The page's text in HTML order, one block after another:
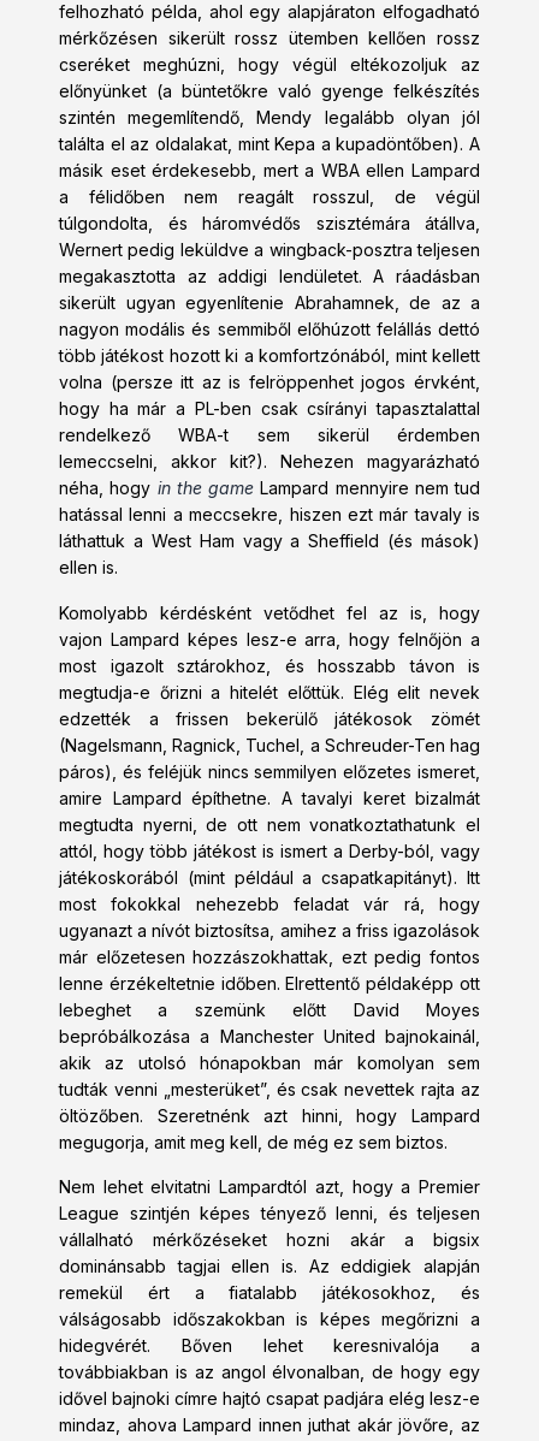
felhozható példa, ahol egy alapjáraton elfogadható
mérkőzésen sikerült rossz ütemben kellően rossz
cseréket meghúzni, hogy végül eltékozoljuk az
előnyünket (a büntetőkre való gyenge felkészítés
szintén megemlítendő, Mendy legalább olyan jól
találta el az oldalakat, mint Kepa a kupadöntőben). A
másik eset érdekesebb, mert a WBA ellen Lampard
a félidőben nem reagált rosszul, de végül
túlgondolta, és háromvédős szisztémára átállva,
Wernert pedig leküldve a wingback-posztra teljesen
megakasztotta az addigi lendületet. A ráadásban
sikerült ugyan egyenlítenie Abrahamnek, de az a
nagyon modális és semmiből előhúzott felállás dettó
több játékost hozott ki a komfortzónából, mint kellett
volna (persze itt az is felröppenhet jogos érvként,
hogy ha már a PL-ben csak csírányi tapasztalattal
rendelkező WBA-t sem sikerül érdemben
lemeccselni, akkor kit?). Nehezen magyarázható
néha, hogy in the game Lampard mennyire nem tud
hatással lenni a meccsekre, hiszen ezt már tavaly is
láthattuk a West Ham vagy a Sheffield (és mások)
ellen is.
Komolyabb kérdésként vetődhet fel az is, hogy
vajon Lampard képes lesz-e arra, hogy felnőjön a
most igazolt sztárokhoz, és hosszabb távon is
megtudja-e őrizni a hitelét előttük. Elég elit nevek
edzették a frissen bekerülő játékosok zömét
(Nagelsmann, Ragnick, Tuchel, a Schreuder-Ten hag
páros), és feléjük nincs semmilyen előzetes ismeret,
amire Lampard építhetne. A tavalyi keret bizalmát
megtudta nyerni, de ott nem vonatkoztathatunk el
attól, hogy több játékost is ismert a Derby-ból, vagy
játékoskorából (mint például a csapatkapitányt). Itt
most fokokkal nehezebb feladat vár rá, hogy
ugyanazt a nívót biztosítsa, amihez a friss igazolások
már előzetesen hozzászokhattak, ezt pedig fontos
lenne érzékeltetnie időben. Elrettentő példaképp ott
lebeghet a szemünk előtt David Moyes
bepróbálkozása a Manchester United bajnokainál,
akik az utolsó hónapokban már komolyan sem
tudták venni „mesterüket”, és csak nevettek rajta az
öltözőben. Szeretnénk azt hinni, hogy Lampard
megugorja, amit meg kell, de még ez sem biztos.
Nem lehet elvitatni Lampardtól azt, hogy a Premier
League szintjén képes tényező lenni, és teljesen
vállalható mérkőzéseket hozni akár a bigsix
dominánsabb tagjai ellen is. Az eddigiek alapján
remekül ért a fiatalabb játékosokhoz, és
válságosabb időszakokban is képes megőrizni a
hidegvérét. Bőven lehet keresnivalója a
továbbiakban is az angol élvonalban, de hogy egy
idővel bajnoki címre hajtó csapat padjára elég lesz-e
mindaz, ahova Lampard innen juthat akár jövőre, az